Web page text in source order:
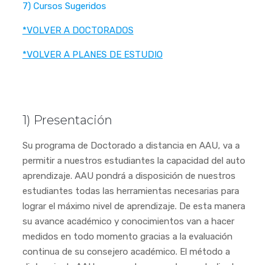
7) Cursos Sugeridos
*VOLVER A DOCTORADOS
*VOLVER A PLANES DE ESTUDIO
1) Presentación
Su programa de Doctorado a distancia en AAU, va a
permitir a nuestros estudiantes la capacidad del auto
aprendizaje. AAU pondrá a disposición de nuestros
estudiantes todas las herramientas necesarias para
lograr el máximo nivel de aprendizaje. De esta manera
su avance académico y conocimientos van a hacer
medidos en todo momento gracias a la evaluación
continua de su consejero académico. El método a